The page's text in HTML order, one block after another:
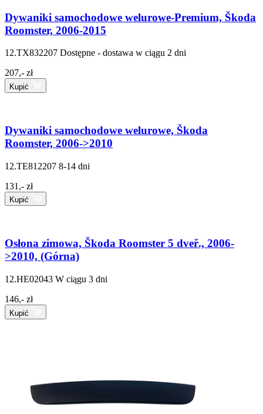
Dywaniki samochodowe welurowe-Premium, Škoda
Roomster, 2006-2015
12.TX832207 Dostępne - dostawa w ciągu 2 dni
207,- zł
Kupić
Dywaniki samochodowe welurowe, Škoda
Roomster, 2006->2010
12.TE812207 8-14 dni
131,- zł
Kupić
Osłona zimowa, Škoda Roomster 5 dveř., 2006-
>2010, (Górna)
12.HE02043 W ciągu 3 dni
146,- zł
Kupić